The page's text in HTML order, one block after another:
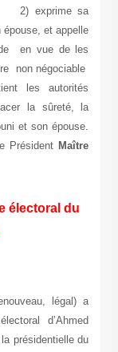
2) exprime sa
et appelle
en vue de les
non négociable
les autorités
la sûreté, la
et son épouse.
Président Maître
électoral du
légal) a
d’Ahmed
présidentielle du